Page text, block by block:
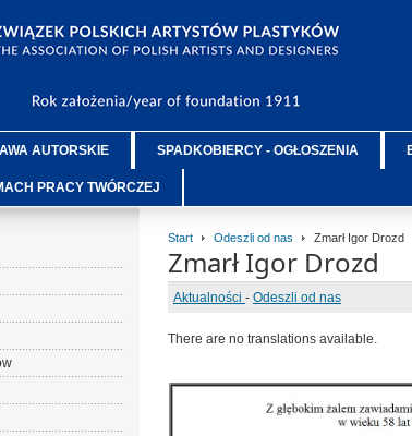
AUTORSKIE SPADKOBIERCY - OGŁOSZENIA
PRACY TWÓRCZEJ
Start Odeszli od nas Zmarł Igor Drozd
Zmarł Igor Drozd
Aktualności - Odeszli od nas
There are no translations available.